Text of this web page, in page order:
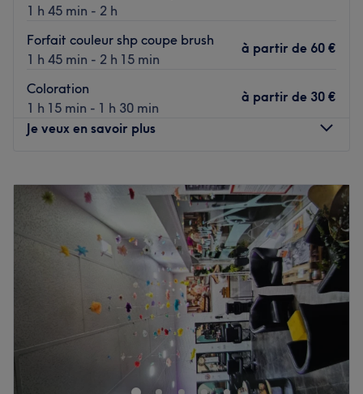
1 h 45 min - 2 h
Forfait couleur shp coupe brush
1 h 45 min - 2 h 15 min
à partir de 60 €
Coloration
1 h 15 min - 1 h 30 min
à partir de 30 €
Je veux en savoir plus
Mardi
08:30–18:30
Mercredi
Fermé
08:30 –18:30
Vendredi
08:30–18:30
07:00–12:00
Fermé
Bienvenue chez LK Création, votre salon de coiffure à
Tinchebray-Bocage, dédié à la beauté et au bien-être de
toute la famille. Que vous souhaitiez une coupe
tendance, une couleur éclatante, un brushing impeccable